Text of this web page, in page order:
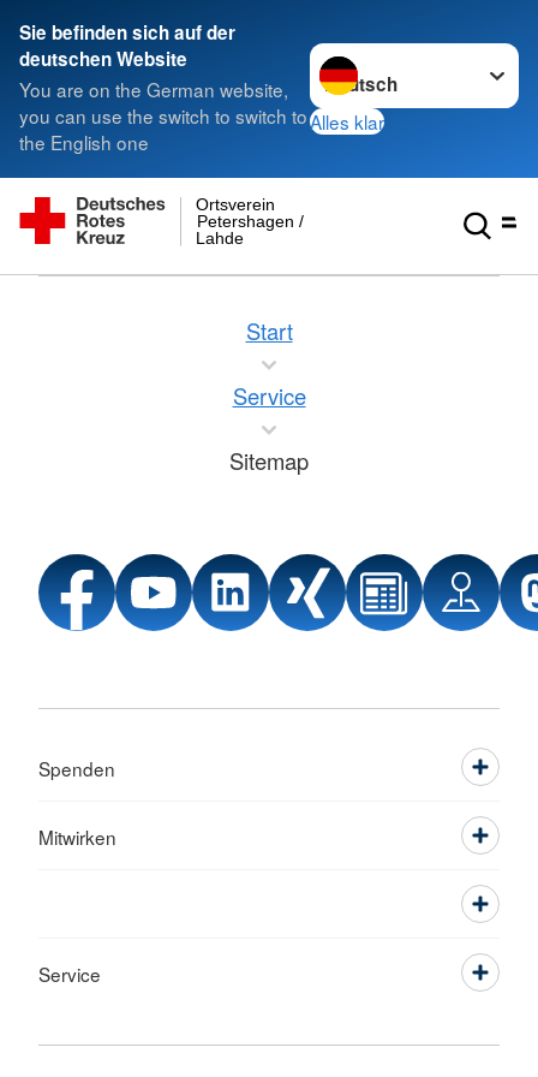
Sie befinden sich auf der
deutschen Website
You are on the German website,
you can use the switch to switch to
the English one
Sprache wechseln zu
Alles klar
Lahde
Petershagen /
Ortsverein
Start
Service
Sitemap
Spenden
Mitwirken
Service